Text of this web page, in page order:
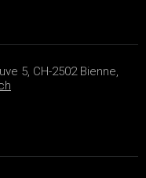
5, CH-2502 Bienne,